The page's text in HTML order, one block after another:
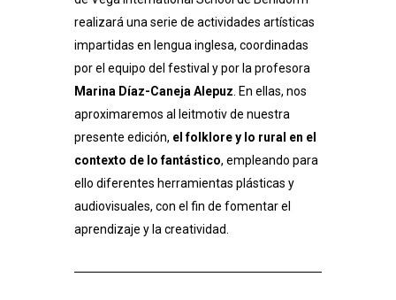
realizará una serie de actividades artísticas
impartidas en lengua inglesa, coordinadas
por el equipo del festival y por la profesora
Marina Díaz-Caneja Alepuz . En ellas, nos
aproximaremos al leitmotiv de nuestra
presente edición, el folklore y lo rural en el
contexto de lo fantástico, empleando para
ello diferentes herramientas plásticas y
audiovisuales, con el fin de fomentar el
aprendizaje y la creatividad.